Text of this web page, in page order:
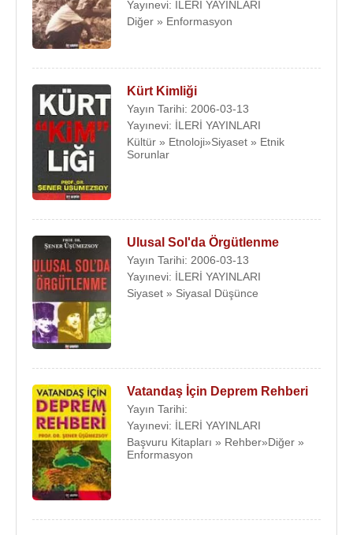
Yayınevi: İLERİ YAYINLARI
Diğer » Enformasyon
Kürt Kimliği
Yayın Tarihi: 2006-03-13
Yayınevi: İLERİ YAYINLARI
Kültür » Etnoloji»Siyaset » Etnik
Sorunlar
Ulusal Sol'da Örgütlenme
Yayın Tarihi: 2006-03-13
Yayınevi: İLERİ YAYINLARI
Siyaset » Siyasal Düşünce
Vatandaş İçin Deprem Rehberi
Yayın Tarihi:
Yayınevi: İLERİ YAYINLARI
Başvuru Kitapları » Rehber»Diğer »
Enformasyon